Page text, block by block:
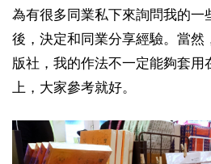
為有很多同業私下來詢問我的一
後，決定和同業分享經驗。當然
版社，我的作法不一定能夠套用
上，大家參考就好。